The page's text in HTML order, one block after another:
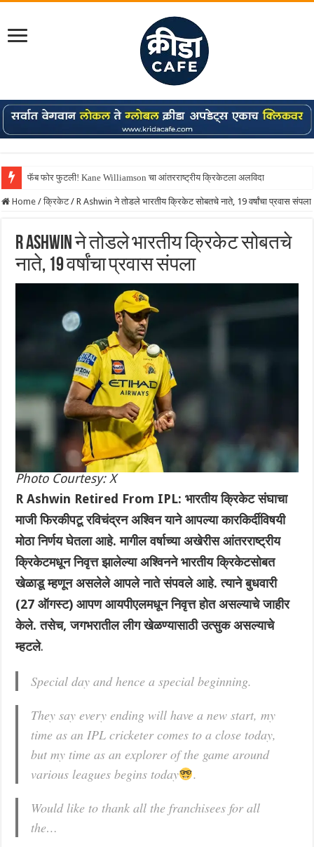
फॅब फोर फुटली! Kane Williamson चा आंतरराष्ट्रीय क्रिकेटला अलविदा
Home / क्रिकेट / R Ashwin ने तोडले भारतीय क्रिकेट सोबतचे नाते, 19 वर्षांचा प्रवास संपला
R Ashwin ने तोडले भारतीय क्रिकेट सोबतचे
नाते, 19 वर्षांचा प्रवास संपला
Photo Courtesy: X
R Ashwin Retired From IPL: भारतीय क्रिकेट संघाचा
माजी फिरकीपटू रविचंद्रन अश्विन याने आपल्या कारकिर्दीविषयी
मोठा निर्णय घेतला आहे. मागील वर्षाच्या अखेरीस आंतरराष्ट्रीय
क्रिकेटमधून निवृत्त झालेल्या अश्विनने भारतीय क्रिकेटसोबत
खेळाडू म्हणून असलेले आपले नाते संपवले आहे. त्याने बुधवारी
(27 ऑगस्ट) आपण आयपीएलमधून निवृत्त होत असल्याचे जाहीर
केले. तसेच, जगभरातील लीग खेळण्यासाठी उत्सुक असल्याचे
म्हटले.
Special day and hence a special beginning.
They say every ending will have a new start, my
time as an IPL cricketer comes to a close today,
but my time as an explorer of the game around
various leagues begins today
.
Would like to thank all the franchisees for all
the…